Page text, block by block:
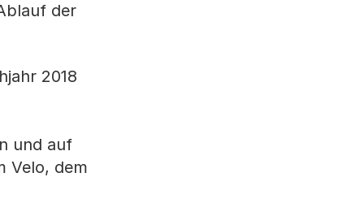
der
2018
und auf
Velo, dem